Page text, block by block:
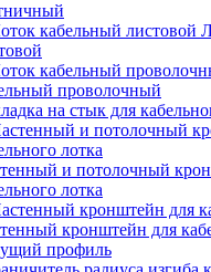
проволочный
на стык для
и потолочный
лотка
кронштейн для
профиль